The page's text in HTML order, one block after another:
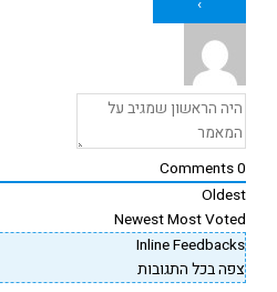
Newest Most
Inline
בכל התגובות